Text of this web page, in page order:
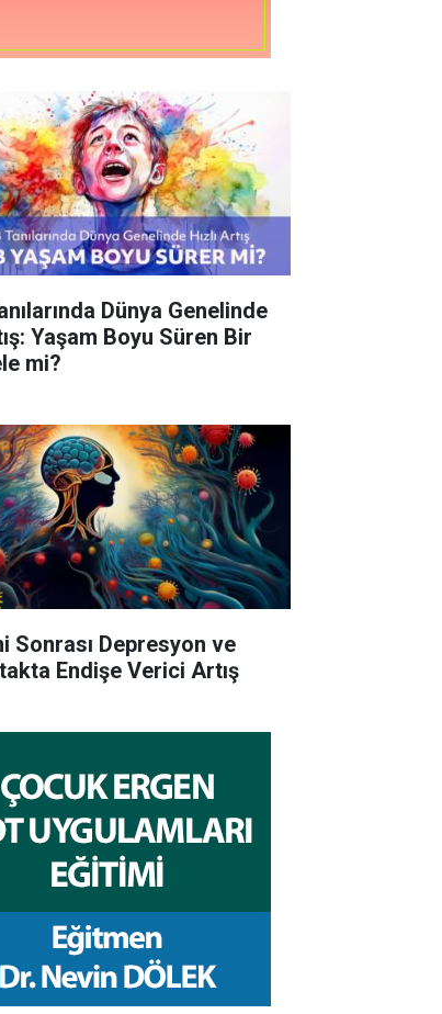
Dünya Genelinde
Yaşam Boyu Süren Bir
mi?
Sonrası Depresyon ve
Endişe Verici Artış